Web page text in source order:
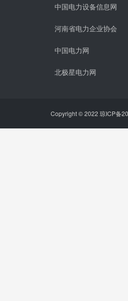
中国电力设备信息网
河南省电力企业协会
中国电力网
北极星电力网
Copyright © 2022 琼ICP备